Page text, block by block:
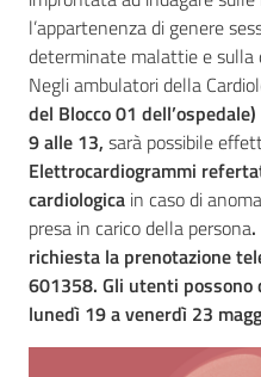
l’appartenenza di genere
determinate malattie e sulla
Negli ambulatori della
del Blocco 01
9 alle 13, sarà possibile
Elettrocardiogrammi
cardiologica in caso di
presa in carico della persona
richiesta la prenotazione
601358. Gli utenti possono
lunedì 19 a venerdì 23